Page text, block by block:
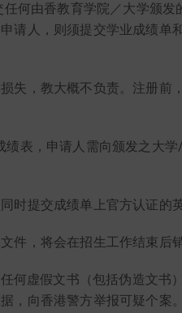
何由香教育学院／大学颁
请人，则须提交学业成绩单
失，教大概不负责。注册前
表，申请人需向颁发之大
时提交成绩单上官方认证的
件，将会在招生工作结束后销
何虚假文书（包括伪造文书
，向香港警方举报可疑个